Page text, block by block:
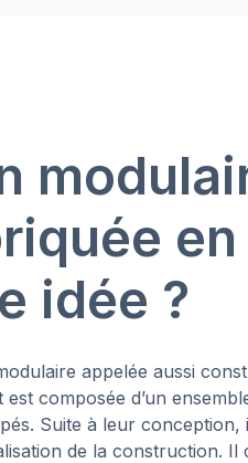
idée ?
appelée aussi
est composée d’un
Suite à leur
de la construction.